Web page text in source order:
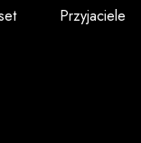
Przyjaciele